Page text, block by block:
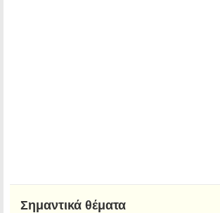
Σημαντικά θέματα